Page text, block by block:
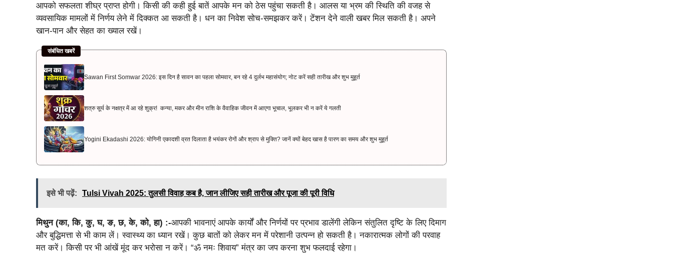
आपको सफलता शीघ्र प्राप्त होगी। किसी की कही हुई बातें आपके मन को ठेस पहुंचा सकती है। आलस या भ्रम की स्थिति की वजह से
व्यवसायिक मामलों में निर्णय लेने में दिक्कत आ सकती है। धन का निवेश सोच-समझकर करें। टेंशन देने वाली खबर मिल सकती है। अपने
खान-पान और सेहत का ख्याल रखें।
संबंधित खबरें
Sawan First Somwar 2026: इस दिन है सावन का पहला सोमवार, बन रहे 4 दुर्लभ महासंयोग; नोट करें सही तारीख और शुभ मुहूर्त
शत्रु सूर्य के नक्षत्र में आ रहे शुक्र! कन्या, मकर और मीन राशि के वैवाहिक जीवन में आएगा भूचाल, भूलकर भी न करें ये गलती
Yogini Ekadashi 2026: योगिनी एकादशी व्रत दिलाता है भयंकर रोगों और श्राप से मुक्ति? जानें क्यों बेहद खास है पारण का समय और शुभ मुहूर्त
इसे भी पढ़ें: Tulsi Vivah 2025: तुलसी विवाह कब है, जान लीजिए सही तारीख और पूजा की पूरी विधि
मिथुन (का, कि, कु, घ, ङ, छ, के, को, हा) :-आपकी भावनाएं आपके कार्यों और निर्णयों पर प्रभाव डालेंगी लेकिन संतुलित दृष्टि के लिए दिमाग
और बुद्धिमत्ता से भी काम लें। स्वास्थ्य का ध्यान रखें। कुछ बातों को लेकर मन में परेशानी उत्पन्न हो सकती है। नकारात्मक लोगों की परवाह
मत करें। किसी पर भी आंखें मूंद कर भरोसा न करें। “ॐ नमः शिवाय” मंत्र का जप करना शुभ फलदाई रहेगा।